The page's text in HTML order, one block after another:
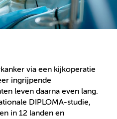
via een kijkoperatie
ingrijpende
leven daarna even lang.
DIPLOMA-studie,
in 12 landen en